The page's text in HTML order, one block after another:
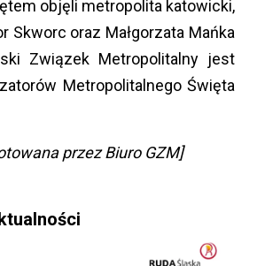
objęli metropolita katowicki,
Skworc oraz Małgorzata Mańka
Związek Metropolitalny jest
Metropolitalnego Święta
przez Biuro GZM]